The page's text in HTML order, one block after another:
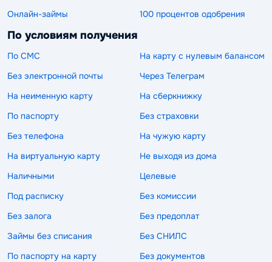
Онлайн-займы
100 процентов одобрения
По условиям получения
По СМС
На карту с нулевым балансом
Без электронной почты
Через Телеграм
На неименную карту
На сберкнижку
По паспорту
Без страховки
Без телефона
На чужую карту
На виртуальную карту
Не выходя из дома
Наличными
Целевые
Под расписку
Без комиссии
Без залога
Без предоплат
Займы без списания
Без СНИЛС
По паспорту на карту
Без документов